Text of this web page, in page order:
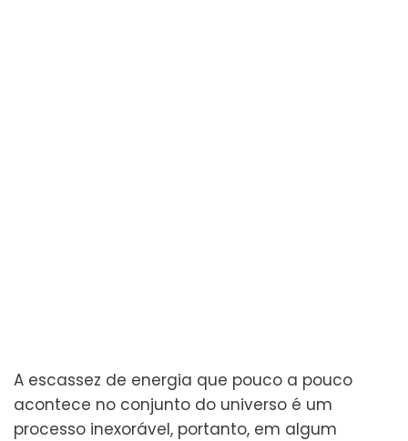
A escassez de energia que pouco a pouco
acontece no conjunto do universo é um
processo inexorável, portanto, em algum